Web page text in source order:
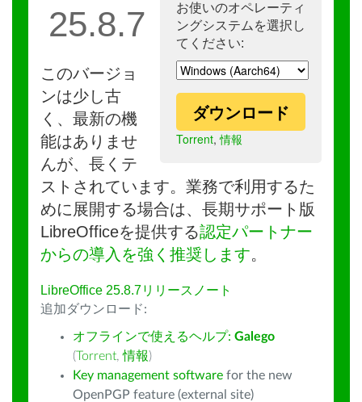
お使いのオペレーティ
ングシステムを選択し
てください:
ダウンロード
Torrent,情報
25.8.7
このバージョ
ンは少し古
く、最新の機
能はありませ
んが、長くテ
ストされています。業務で利用するた
めに展開する場合は、長期サポート版
LibreOfficeを提供する認定パートナー
からの導入を強く推奨します。
LibreOffice 25.8.7リリースノート
追加ダウンロード:
オフラインで使えるヘルプ: Galego
(Torrent,情報)
Key management software for the new
OpenPGP feature (external site)